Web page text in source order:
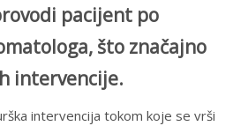
pacijent po
što značajno
intervencije.
intervencija tokom koje se vrši